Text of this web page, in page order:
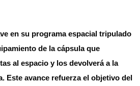
en su programa espacial tripulado
de la cápsula que
al espacio y los devolverá a la
Este avance refuerza el objetivo del